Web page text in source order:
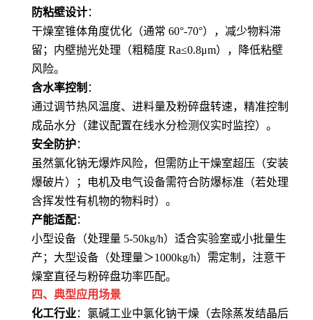
防粘壁设计：
干燥室锥体角度优化（通常 60°-70°），减少物料滞
留；内壁抛光处理（粗糙度 Ra≤0.8μm），降低粘壁
风险。
含水率控制 ：
通过调节热风温度、进料量及粉碎盘转速，精准控制
成品水分（建议配置在线水分检测仪实时监控）。
安全防护：
虽然氯化钠无爆炸风险，但需防止干燥室超压（安装
爆破片）；电机及电气设备需符合防爆标准（若处理
含挥发性有机物的物料时）。
产能适配：
小型设备（处理量 5-50kg/h）适合实验室或小批量生
产；大型设备（处理量＞1000kg/h）需定制，注意干
燥室直径与粉碎盘功率匹配。
四、典型应用场景
化工行业：氯碱工业中氯化钠干燥（去除蒸发结晶后